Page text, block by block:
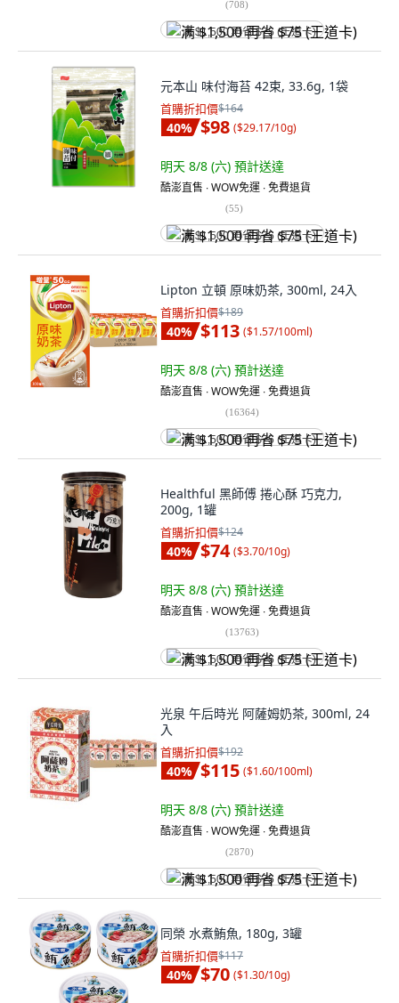
(708)
满 $1,500 再省 $75 (王道卡)
元本山 味付海苔 42束, 33.6g, 1袋
首購折扣價$164
40% $98 ($29.17/10g)
明天 8/8 (六) 預計送達
酷澎直售 ∙ WOW免運 ∙ 免費退貨
(55)
满 $1,500 再省 $75 (王道卡)
Lipton 立頓 原味奶茶, 300ml, 24入
首購折扣價$189
40% $113 ($1.57/100ml)
明天 8/8 (六) 預計送達
酷澎直售 ∙ WOW免運 ∙ 免費退貨
(16364)
满 $1,500 再省 $75 (王道卡)
Healthful 黑師傅 捲心酥 巧克力,
200g, 1罐
首購折扣價$124
40% $74 ($3.70/10g)
明天 8/8 (六) 預計送達
酷澎直售 ∙ WOW免運 ∙ 免費退貨
(13763)
满 $1,500 再省 $75 (王道卡)
光泉 午后時光 阿薩姆奶茶, 300ml, 24
入
首購折扣價$192
40% $115 ($1.60/100ml)
明天 8/8 (六) 預計送達
酷澎直售 ∙ WOW免運 ∙ 免費退貨
(2870)
满 $1,500 再省 $75 (王道卡)
同榮 水煮鮪魚, 180g, 3罐
首購折扣價$117
40% $70 ($1.30/10g)